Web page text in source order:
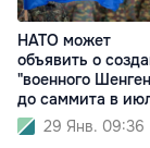
НАТО может
объявить о
"военного
до саммита в
29 Янв. 09:36